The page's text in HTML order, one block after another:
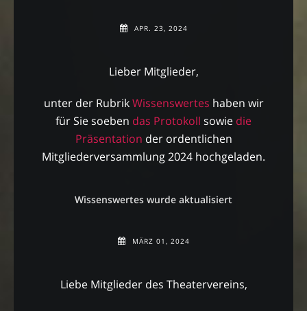
APR. 23, 2024
Lieber Mitglieder,
unter der RubrikWissenswertes haben wir
für Sie soeben das Protokoll sowie die
Präsentation der ordentlichen
Mitgliederversammlung 2024 hochgeladen.
Wissenswertes wurde aktualisiert
MÄRZ 01, 2024
Liebe Mitglieder des Theatervereins,